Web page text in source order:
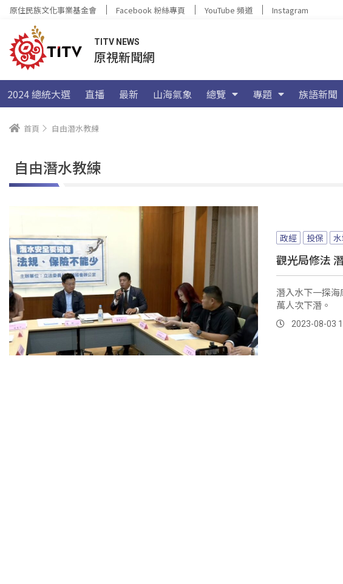
原住民族文化事業基金會 Facebook 粉絲專頁 YouTube 頻道 Instagram
TITV NEWS
原視新聞網
2024 總統大選 直播 最新 山海氣象 總覽 專題 族語新聞
首頁 自由潛水教練
自由潛水教練
政經 投保
觀光局修法
潛入水下一探
萬人次下潛。
2023-08-03